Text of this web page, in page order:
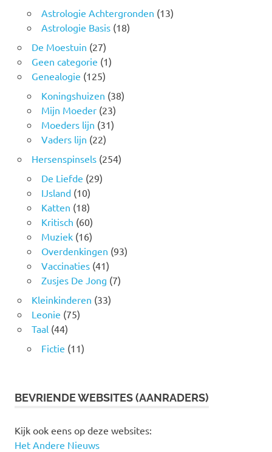
Astrologie Achtergronden (13)
Astrologie Basis(18)
De Moestuin (27)
Geen categorie (1)
Genealogie (125)
Koningshuizen (38)
Mijn Moeder(23)
Moeders lijn (31)
Vaders lijn (22)
Hersenspinsels(254)
De Liefde (29)
IJsland(10)
Katten (18)
Kritisch (60)
Muziek(16)
Overdenkingen (93)
Vaccinaties(41)
Zusjes De Jong (7)
Kleinkinderen (33)
Leonie (75)
Taal (44)
Fictie (11)
BEVRIENDE WEBSITES (AANRADERS)
Kijk ook eens op deze websites:
Het Andere Nieuws